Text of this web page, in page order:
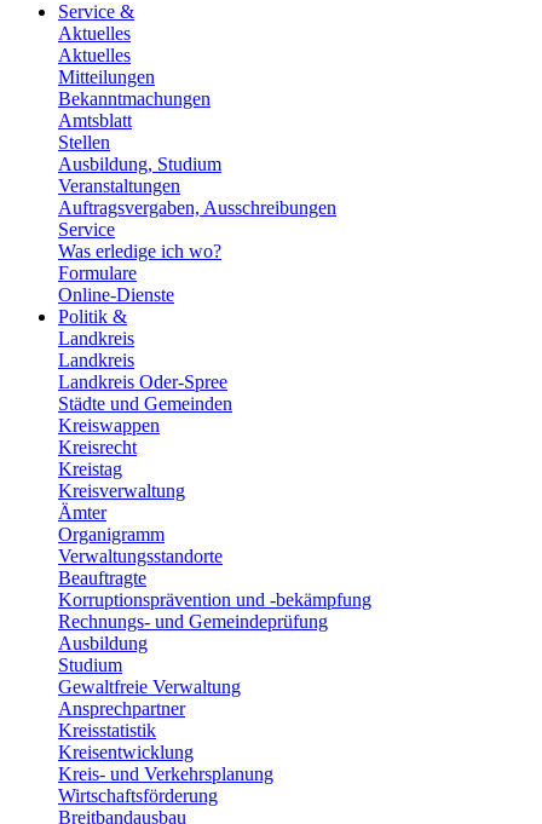
Service &
Aktuelles
Aktuelles
Mitteilungen
Bekanntmachungen
Amtsblatt
Stellen
Ausbildung, Studium
Veranstaltungen
Auftragsvergaben, Ausschreibungen
Service
Was erledige ich wo?
Formulare
Online-Dienste
Politik &
Landkreis
Landkreis
Landkreis Oder-Spree
Städte und Gemeinden
Kreiswappen
Kreisrecht
Kreistag
Kreisverwaltung
Ämter
Organigramm
Verwaltungsstandorte
Beauftragte
Korruptionsprävention und -bekämpfung
Rechnungs- und Gemeindeprüfung
Ausbildung
Studium
Gewaltfreie Verwaltung
Ansprechpartner
Kreisstatistik
Kreisentwicklung
Kreis- und Verkehrsplanung
Wirtschaftsförderung
Breitbandausbau